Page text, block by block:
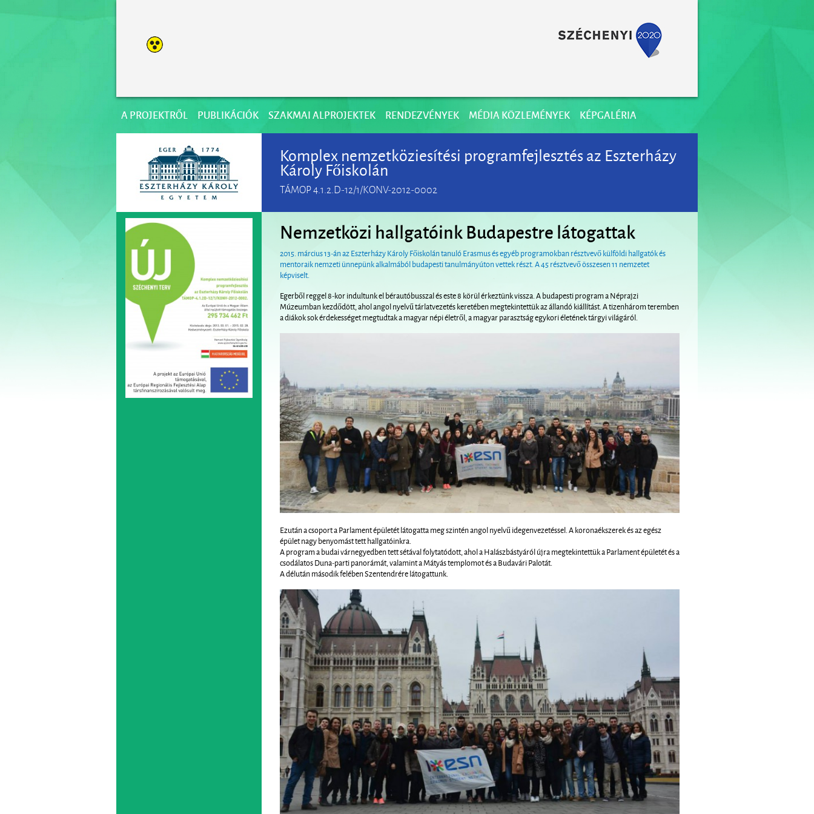
A PROJEKTRŐL PUBLIKÁCIÓK SZAKMAI ALPROJEKTEK RENDEZVÉNYEK MÉDIA KÖZLEMÉNYEK KÉPGALÉRIA
Komplex nemzetköziesí­tési programfejlesztés az Eszterházy
Károly Főiskolán
TÁMOP 4.1.2.D-12/1/KONV-2012-0002
Nemzetközi hallgatóink Budapestre látogattak
2015. március 13-án az Eszterházy Károly Főiskolán tanuló Erasmus és egyéb programokban résztvevő külföldi hallgatók és
mentoraik nemzeti ünnepünk alkalmából budapesti tanulmányúton vettek részt. A 45 résztvevő összesen 11 nemzetet
képviselt.
Egerből reggel 8-kor indultunk el bérautóbusszal és este 8 körül érkeztünk vissza. A budapesti program a Néprajzi
Múzeumban kezdődött, ahol angol nyelvű tárlatvezetés keretében megtekintettük az állandó kiállítást. A tizenhárom teremben
a diákok sok érdekességet megtudtak a magyar népi életről, a magyar parasztság egykori életének tárgyi világáról.
Ezután a csoport a Parlament épületét látogatta meg szintén angol nyelvű idegenvezetéssel. A koronaékszerek és az egész
épület nagy benyomást tett hallgatóinkra.
A program a budai várnegyedben tett sétával folytatódott, ahol a Halászbástyáról újra megtekintettük a Parlament épületét és a
csodálatos Duna-parti panorámát, valamint a Mátyás templomot és a Budavári Palotát.
A délután második felében Szentendrére látogattunk.